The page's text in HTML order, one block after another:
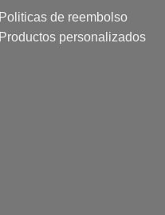
Politicas de reembolso
Productos personalizados